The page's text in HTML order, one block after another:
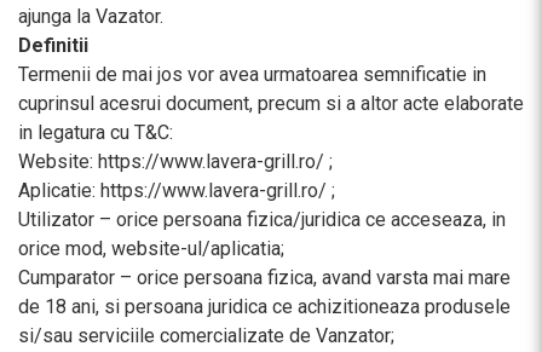
ajunga la Vazator.
Definitii
Termenii de mai jos vor avea urmatoarea semnificatie in
cuprinsul acesrui document, precum si a altor acte elaborate
in legatura cu T&C:
Website: https://www.lavera-grill.ro/ ;
Aplicatie: https://www.lavera-grill.ro/ ;
Utilizator – orice persoana fizica/juridica ce acceseaza, in
orice mod, website-ul/aplicatia;
Cumparator – orice persoana fizica, avand varsta mai mare
de 18 ani, si persoana juridica ce achizitioneaza produsele
si/sau serviciile comercializate de Vanzator;